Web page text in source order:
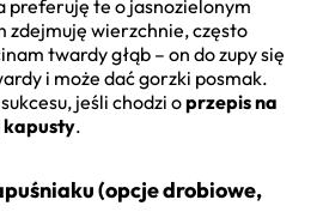
preferuję te o jasnozielonym
zdejmuję wierzchnie, często
twardy głąb – on do zupy się
i może dać gorzki posmak.
jeśli chodzi oprzepis na
kapusty.
(opcje drobiowe,